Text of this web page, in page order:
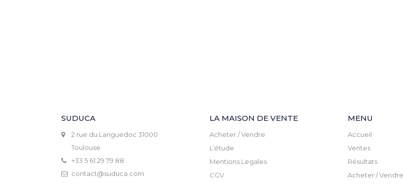
SUDUCA
2 rue du Languedoc 31000
Toulouse
+33 5 61 29 79 88
contact@suduca.com
LA MAISON DE VENTE
Acheter / Vendre
L’étude
Mentions Legales
CGV
MENU
Accueil
Ventes
Résultats
Acheter / Vendre